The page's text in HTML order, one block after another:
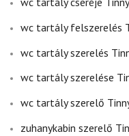
wc tartály felszerelés
wc tartály szerelés
wc tartály szerelése
wc tartály szerelő
zuhanykabin szerelő